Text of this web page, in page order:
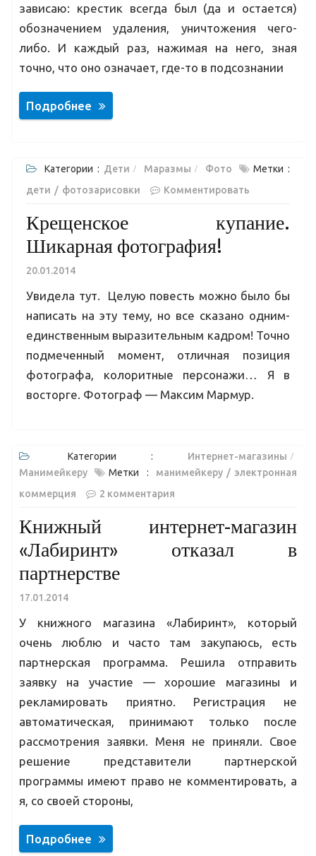
зависаю: крестик всегда был (да и остается)
обозначением удаления, уничтожения чего-
либо. И каждый раз, нажимая на него, зная
точно, что оно означает, где-то в подсознании
Подробнее
Категории : Дети Маразмы Фото
Метки :
дети
фотозарисовки Комментировать
Крещенское купание.
Шикарная фотография!
20.01.2014
Увидела тут. Целую повесть можно было бы
написать на эту тему, но все сказано одним-
единственным выразительным кадром! Точно
подмеченный момент, отличная позиция
фотографа, колоритные персонажи… Я в
восторге. Фотограф — Максим Мармур.
Категории : Интернет-магазины
Манимейкеру
Метки : манимейкеру
электронная
коммерция
2 комментария
Книжный интернет-магазин
«Лабиринт» отказал в
партнерстве
17.01.2014
У книжного магазина «Лабиринт», который
очень люблю и часто там закупаюсь, есть
партнерская программа. Решила отправить
заявку на участие — хорошие магазины и
рекламировать приятно. Регистрация не
автоматическая, принимают только после
рассмотрения заявки. Меня не приняли. Свое
решение представители партнерской
программы имеют право не комментировать, а
я, со своей стороны,
Подробнее